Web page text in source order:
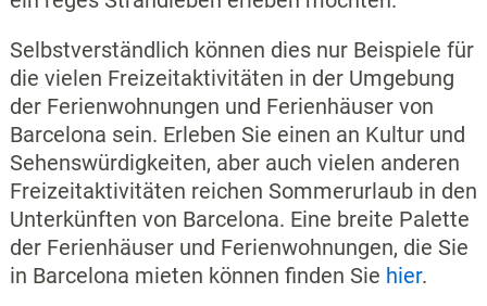
Selbstverständlich können dies nur Beispiele für
die vielen Freizeitaktivitäten in der Umgebung
der Ferienwohnungen und Ferienhäuser von
Barcelona sein. Erleben Sie einen an Kultur und
Sehenswürdigkeiten, aber auch vielen anderen
Freizeitaktivitäten reichen Sommerurlaub in den
Unterkünften von Barcelona. Eine breite Palette
der Ferienhäuser und Ferienwohnungen, die Sie
in Barcelona mieten können finden Sie hier.